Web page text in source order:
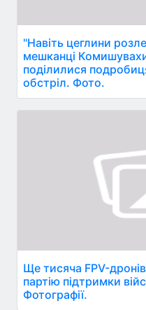
"Навіть цеглини
мешканці
поділилися
обстріл. Фото.
Ще тисяча FPV-
партію підтримки
Фотографії.